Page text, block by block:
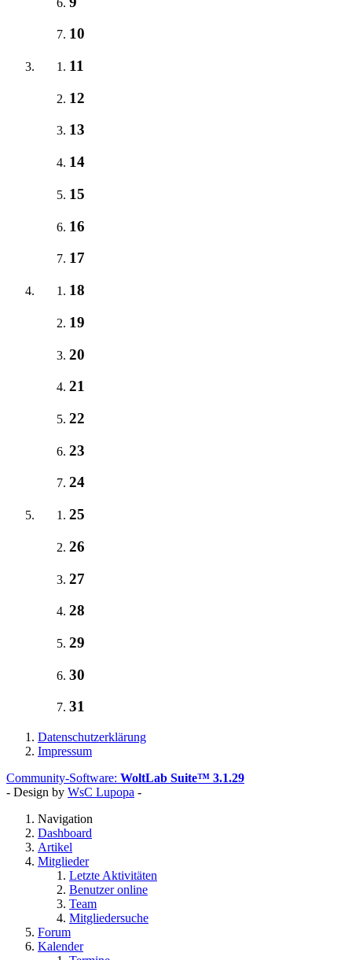
10
11
12
13
14
15
16
17
18
19
20
21
22
23
24
25
26
27
28
29
30
31
Datenschutzerklärung
Impressum
Community-Software: WoltLab Suite™ 3.1.29
- Design by WsC Lupopa -
Navigation
Dashboard
Artikel
Mitglieder
Letzte Aktivitäten
Benutzer online
Team
Mitgliedersuche
Forum
Kalender